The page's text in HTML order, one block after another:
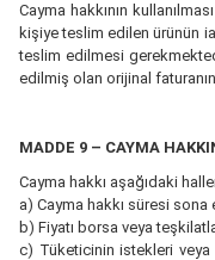
Cayma hakkının
kişiye teslim edilen ürünün
teslim edilmesi
edilmiş olan orijinal
MADDE 9 – CAYMA
Cayma hakkı aşağıdaki
a) Cayma hakkı süresi
b) Fiyatı borsa veya
c) Tüketicinin istekleri